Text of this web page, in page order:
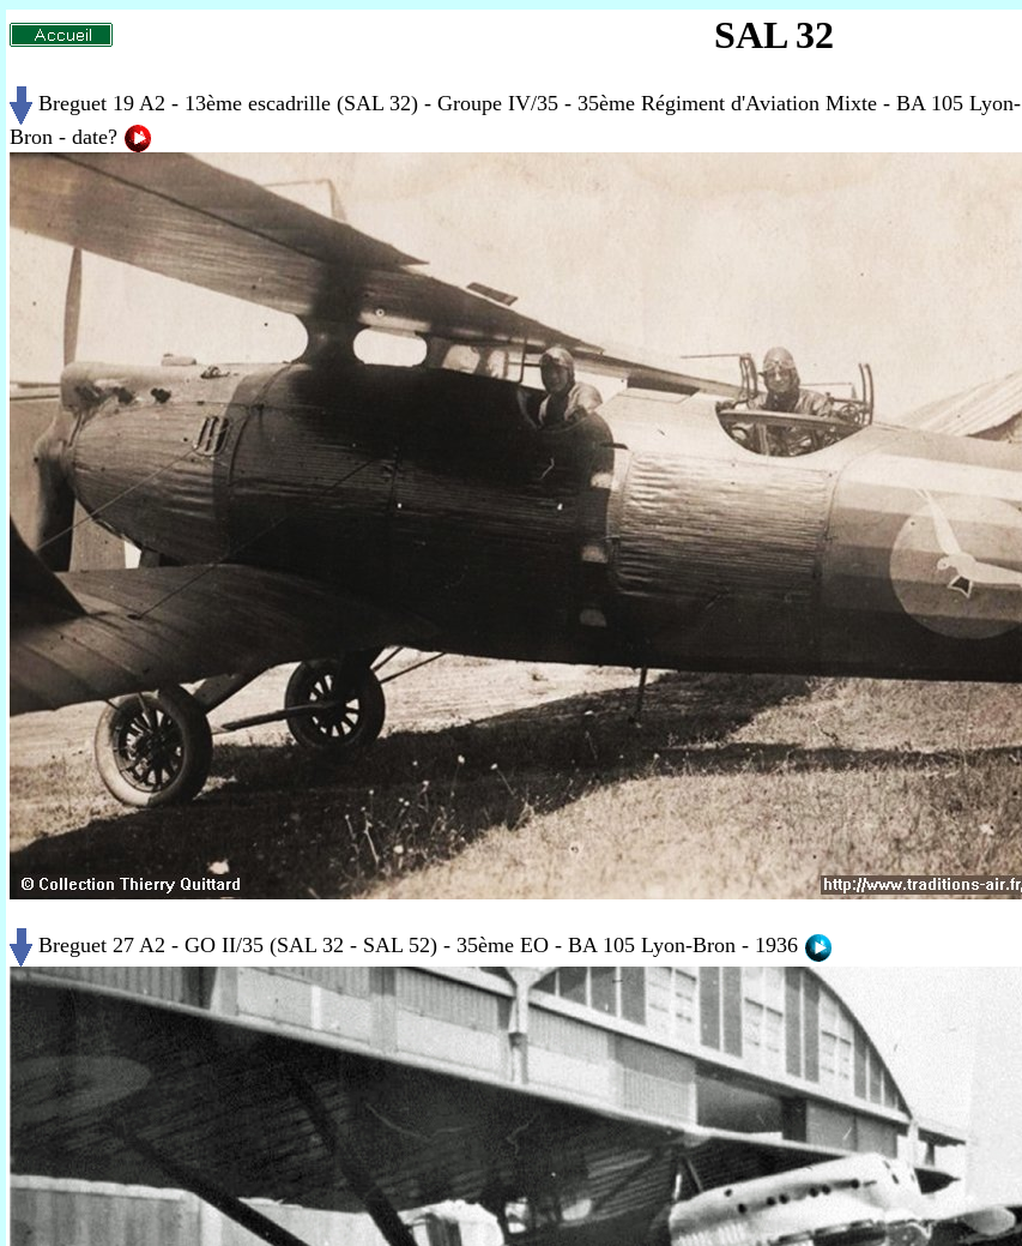
SAL 32
Breguet 19 A2 - 13ème escadrille (SAL 32) - Groupe IV/35 - 35ème Régiment d'Aviation Mixte - BA 105 Lyon-
Bron - date?
Breguet 27 A2 - GO II/35 (SAL 32 - SAL 52) - 35ème EO - BA 105 Lyon-Bron - 1936